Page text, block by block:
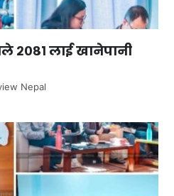
२०८१ लाई खानेपानी
Nepal